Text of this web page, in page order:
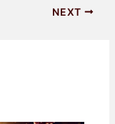
NEXT